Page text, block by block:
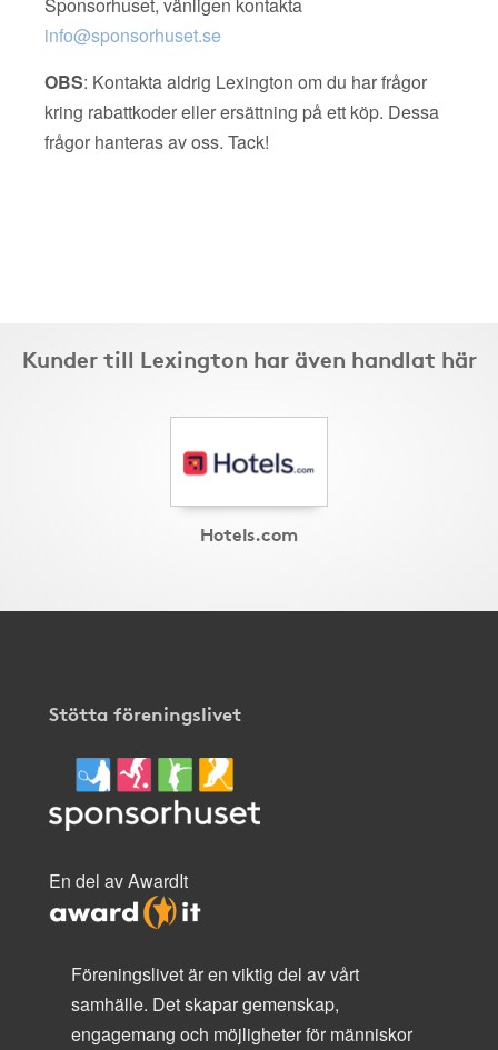
info@sponsorhuset.se
OBS: Kontakta aldrig Lexington om du har frågor
kring rabattkoder eller ersättning på ett köp. Dessa
frågor hanteras av oss. Tack!
Kunder till Lexington har även handlat här
Hotels.com
Stötta föreningslivet
En del av AwardIt
Föreningslivet är en viktig del av vårt
samhälle. Det skapar gemenskap,
engagemang och möjligheter för människor